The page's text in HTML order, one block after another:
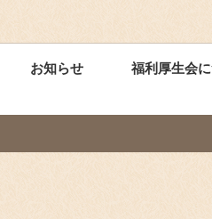
お知らせ 福利厚生会